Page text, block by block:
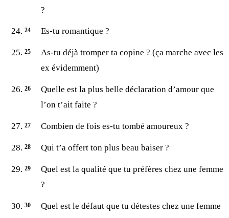
?
Es-tu romantique ?
As-tu déjà tromper ta copine ? (ça marche avec les
ex évidemment)
Quelle est la plus belle déclaration d’amour que
l’on t’ait faite ?
Combien de fois es-tu tombé amoureux ?
Qui t’a offert ton plus beau baiser ?
Quel est la qualité que tu préfères chez une femme
?
Quel est le défaut que tu détestes chez une femme